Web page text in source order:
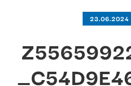
23.06.2024